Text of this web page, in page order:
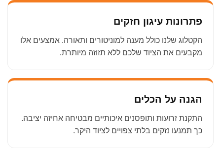
פתרונות עיגון חזקים
הקטלוג שלנו כולל מענה למוניטורים ותאורה. אמצעים אלו
מקבעים את הציוד שלכם ללא תזוזה מיותרת.
הגנה על הכלים
התקנת זרועות ותופסנים איכותיים מבטיחה אחיזה יציבה.
כך תמנעו נזקים בלתי צפויים לציוד היקר.